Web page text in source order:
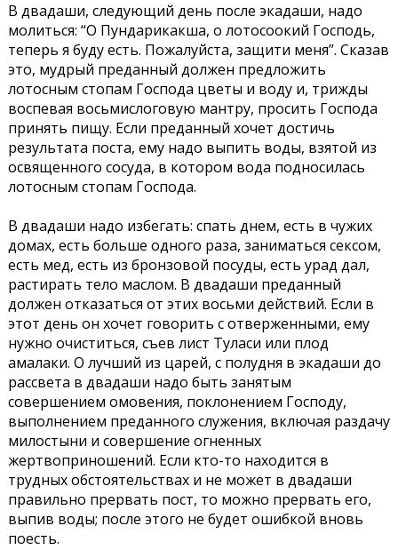
В двадаши, следующий день после экадаши, надо
молиться: “О Пундарикакша, о лотосоокий Господь,
теперь я буду есть. Пожалуйста, защити меня”. Сказав
это, мудрый преданный должен предложить
лотосным стопам Господа цветы и воду и, трижды
воспевая восьмислоговую мантру, просить Господа
принять пищу. Если преданный хочет достичь
результата поста, ему надо выпить воды, взятой из
освященного сосуда, в котором вода подносилась
лотосным стопам Господа.
В двадаши надо избегать: спать днем, есть в чужих
домах, есть больше одного раза, заниматься сексом,
есть мед, есть из бронзовой посуды, есть урад дал,
растирать тело маслом. В двадаши преданный
должен отказаться от этих восьми действий. Если в
этот день он хочет говорить с отверженными, ему
нужно очиститься, съев лист Туласи или плод
амалаки. О лучший из царей, с полудня в экадаши до
рассвета в двадаши надо быть занятым
совершением омовения, поклонением Господу,
выполнением преданного служения, включая раздачу
милостыни и совершение огненных
жертвоприношений. Если кто-то находится в
трудных обстоятельствах и не может в двадаши
правильно прервать пост, то можно прервать его,
выпив воды; после этого не будет ошибкой вновь
поесть.